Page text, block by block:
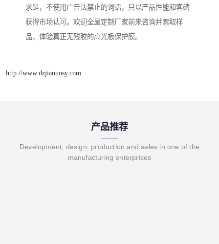
求是，不使用广告法禁止的词语，只以产品性能和客碑
获得市场认可。欢迎全屋定制厂家前来咨询并索取样
品，体验真正无残胶的高光板保护膜。
http://www.dzjianuosy.com
产品推荐
Development, design, production and sales in one of the
manufacturing enterprises